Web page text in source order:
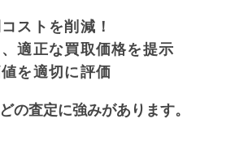
ストを削減！
適正な買取価格を提示
を適切に評価
の査定に強みがあります。